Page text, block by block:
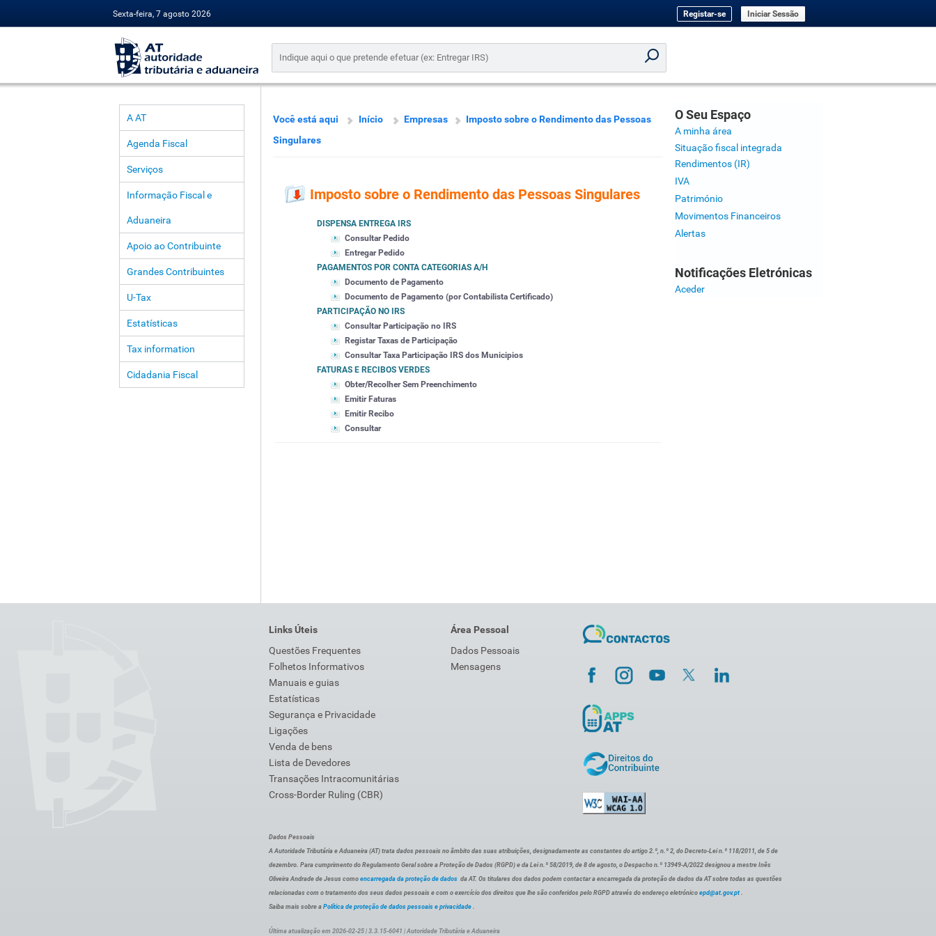
Sexta-feira, 7 agosto 2026 Registar-se Iniciar Sessão
A AT
Agenda Fiscal
Serviços
Informação Fiscal e
Aduaneira
Apoio ao Contribuinte
Grandes Contribuintes
U-Tax
Estatísticas
Tax information
Cidadania Fiscal
Você está aqui Início Empresas
Imposto sobre o Rendimento das Pessoas
Singulares
Imposto sobre o Rendimento das Pessoas Singulares
DISPENSA ENTREGA IRS
Consultar Pedido
Entregar Pedido
PAGAMENTOS POR CONTA CATEGORIAS A/H
Documento de Pagamento
Documento de Pagamento (por Contabilista Certificado)
PARTICIPAÇÃO NO IRS
Consultar Participação no IRS
Registar Taxas de Participação
Consultar Taxa Participação IRS dos Municipios
FATURAS E RECIBOS VERDES
Obter/Recolher Sem Preenchimento
Emitir Faturas
Emitir Recibo
Consultar
O Seu Espaço
A minha área
Situação fiscal integrada
Rendimentos (IR)
IVA
Património
Movimentos Financeiros
Alertas
Notificações Eletrónicas
Aceder
Links Úteis
Questões Frequentes
Folhetos Informativos
Manuais e guias
Estatísticas
Segurança e Privacidade
Ligações
Venda de bens
Lista de Devedores
Transações Intracomunitárias
Cross-Border Ruling (CBR)
Área Pessoal
Dados Pessoais
Mensagens
Dados Pessoais
A Autoridade Tributária e Aduaneira (AT) trata dados pessoais no âmbito das suas atribuições, designadamente as constantes do artigo 2.º, n.º 2, do Decreto-Lei n.º 118/2011, de 5 de
dezembro. Para cumprimento do Regulamento Geral sobre a Proteção de Dados (RGPD) e da Lei n.º 58/2019, de 8 de agosto, o Despacho n.º 13949-A/2022 designou a mestre Inês
Oliveira Andrade de Jesus como encarregada da proteção de dados da AT. Os titulares dos dados podem contactar a encarregada da proteção de dados da AT sobre todas as questões
relacionadas com o tratamento dos seus dados pessoais e com o exercício dos direitos que lhe são conferidos pelo RGPD através do endereço eletrónico epd@at.gov.pt .
Saiba mais sobre a Política de proteção de dados pessoais e privacidade .
Última atualização em 2026-02-25 | 3.3.15-6041 | Autoridade Tributária e Aduaneira